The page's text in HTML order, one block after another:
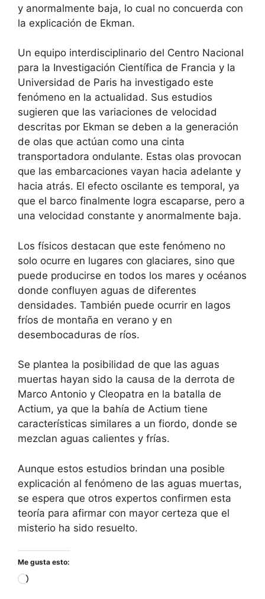
y anormalmente baja, lo cual no concuerda con
la explicación de Ekman.
Un equipo interdisciplinario del Centro Nacional
para la Investigación Científica de Francia y la
Universidad de Paris ha investigado este
fenómeno en la actualidad. Sus estudios
sugieren que las variaciones de velocidad
descritas por Ekman se deben a la generación
de olas que actúan como una cinta
transportadora ondulante. Estas olas provocan
que las embarcaciones vayan hacia adelante y
hacia atrás. El efecto oscilante es temporal, ya
que el barco finalmente logra escaparse, pero a
una velocidad constante y anormalmente baja.
Los físicos destacan que este fenómeno no
solo ocurre en lugares con glaciares, sino que
puede producirse en todos los mares y océanos
donde confluyen aguas de diferentes
densidades. También puede ocurrir en lagos
fríos de montaña en verano y en
desembocaduras de ríos.
Se plantea la posibilidad de que las aguas
muertas hayan sido la causa de la derrota de
Marco Antonio y Cleopatra en la batalla de
Actium, ya que la bahía de Actium tiene
características similares a un fiordo, donde se
mezclan aguas calientes y frías.
Aunque estos estudios brindan una posible
explicación al fenómeno de las aguas muertas,
se espera que otros expertos confirmen esta
teoría para afirmar con mayor certeza que el
misterio ha sido resuelto.
Me gusta esto:
Cargando...